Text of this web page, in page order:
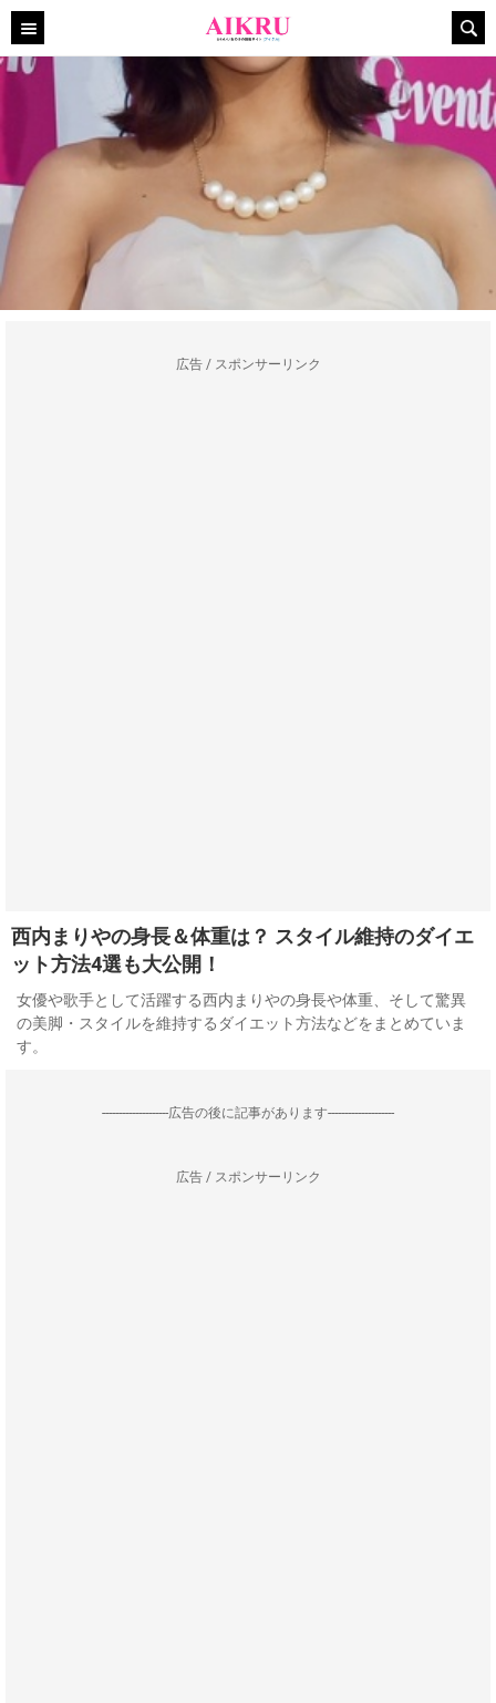
広告 / スポンサーリンク
西内まりやの身長＆体重は？ スタイル維持のダイエ
ット方法4選も大公開！
女優や歌手として活躍する西内まりやの身長や体重、そして驚異
の美脚・スタイルを維持するダイエット方法などをまとめていま
す。
--------------------広告の後に記事があります--------------------
広告 / スポンサーリンク